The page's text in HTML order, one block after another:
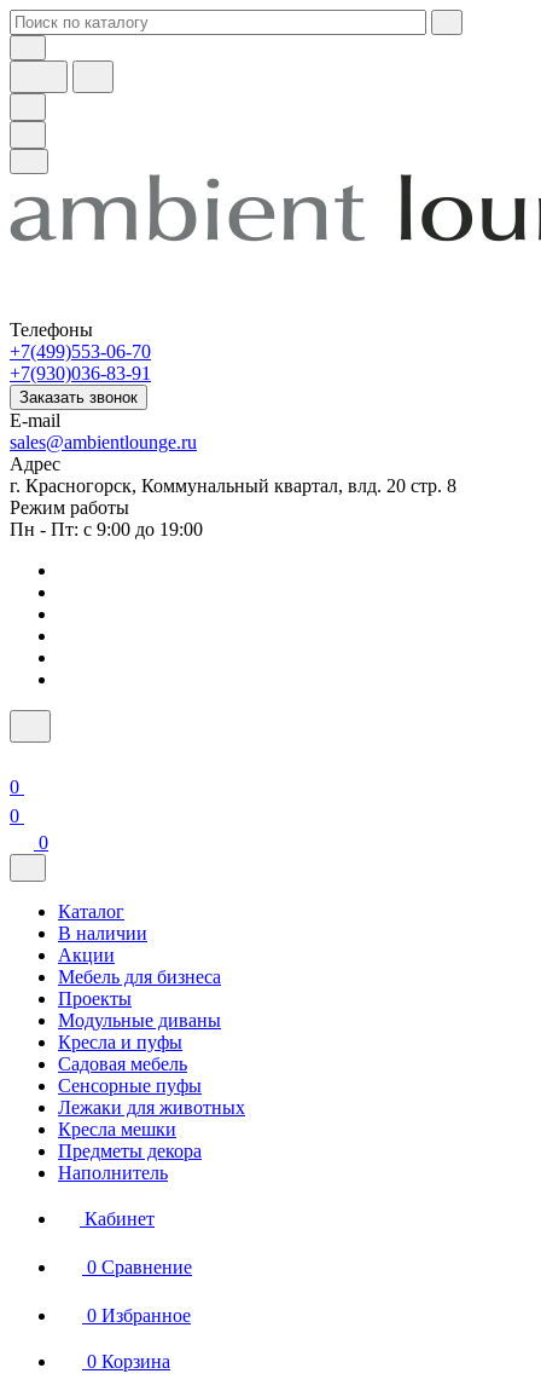
Телефоны
+7(499)553-06-70
+7(930)036-83-91
Заказать звонок
E-mail
sales@ambientlounge.ru
Адрес
г. Красногорск, Коммунальный квартал, влд. 20 стр. 8
Режим работы
Пн - Пт: с 9:00 до 19:00
0
0
0
Каталог
В наличии
Акции
Мебель для бизнеса
Проекты
Модульные диваны
Кресла и пуфы
Садовая мебель
Сенсорные пуфы
Лежаки для животных
Кресла мешки
Предметы декора
Наполнитель
Кабинет
0 Сравнение
0 Избранное
0 Корзина